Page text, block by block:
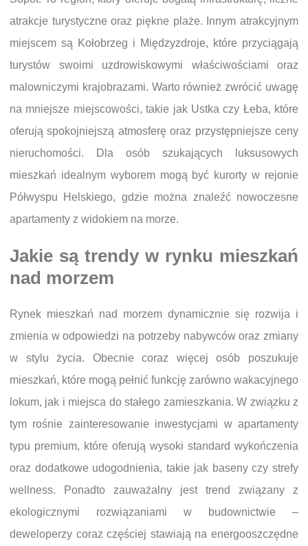
atrakcje turystyczne oraz piękne plaże. Innym atrakcyjnym
miejscem są Kołobrzeg i Międzyzdroje, które przyciągają
turystów swoimi uzdrowiskowymi właściwościami oraz
malowniczymi krajobrazami. Warto również zwrócić uwagę
na mniejsze miejscowości, takie jak Ustka czy Łeba, które
oferują spokojniejszą atmosferę oraz przystępniejsze ceny
nieruchomości. Dla osób szukających luksusowych
mieszkań idealnym wyborem mogą być kurorty w rejonie
Półwyspu Helskiego, gdzie można znaleźć nowoczesne
apartamenty z widokiem na morze.
Jakie są trendy w rynku mieszkań
nad morzem
Rynek mieszkań nad morzem dynamicznie się rozwija i
zmienia w odpowiedzi na potrzeby nabywców oraz zmiany
w stylu życia. Obecnie coraz więcej osób poszukuje
mieszkań, które mogą pełnić funkcję zarówno wakacyjnego
lokum, jak i miejsca do stałego zamieszkania. W związku z
tym rośnie zainteresowanie inwestycjami w apartamenty
typu premium, które oferują wysoki standard wykończenia
oraz dodatkowe udogodnienia, takie jak baseny czy strefy
wellness. Ponadto zauważalny jest trend związany z
ekologicznymi rozwiązaniami w budownictwie –
deweloperzy coraz częściej stawiają na energooszczędne